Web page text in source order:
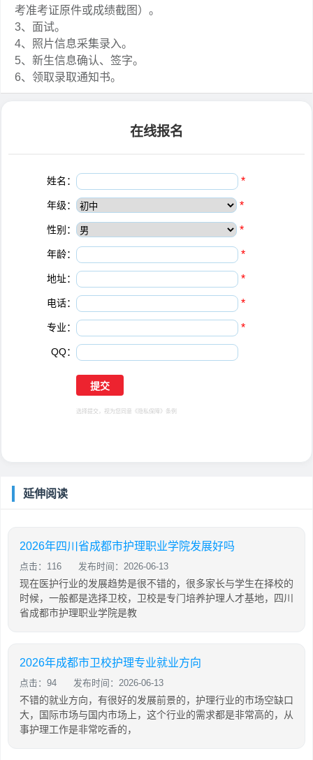
考准考证原件或成绩截图）。
3、面试。
4、照片信息采集录入。
5、新生信息确认、签字。
6、领取录取通知书。
在线报名
姓名： *
年级： *
性别： *
年龄： *
地址： *
电话： *
专业： *
QQ：
选择提交，视为您同意 《隐私保障》 条例
延伸阅读
2026年四川省成都市护理职业学院发展好吗
点击：116 发布时间：2026-06-13
现在医护行业的发展趋势是很不错的，很多家长与学生在择校的
时候，一般都是选择卫校，卫校是专门培养护理人才基地，四川
省成都市护理职业学院是教
2026年成都市卫校护理专业就业方向
点击：94 发布时间：2026-06-13
不错的就业方向，有很好的发展前景的，护理行业的市场空缺口
大，国际市场与国内市场上，这个行业的需求都是非常高的，从
事护理工作是非常吃香的，